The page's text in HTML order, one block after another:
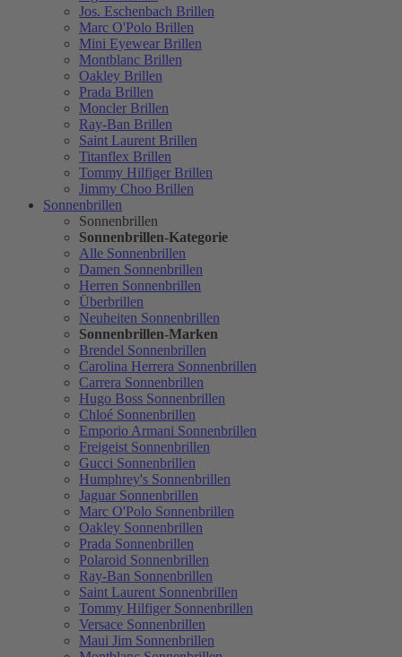
Jos. Eschenbach Brillen
Marc O'Polo Brillen
Mini Eyewear Brillen
Montblanc Brillen
Oakley Brillen
Prada Brillen
Moncler Brillen
Ray-Ban Brillen
Saint Laurent Brillen
Titanflex Brillen
Tommy Hilfiger Brillen
Jimmy Choo Brillen
Sonnenbrillen
Sonnenbrillen
Sonnenbrillen-Kategorie
Alle Sonnenbrillen
Damen Sonnenbrillen
Herren Sonnenbrillen
Überbrillen
Neuheiten Sonnenbrillen
Sonnenbrillen-Marken
Brendel Sonnenbrillen
Carolina Herrera Sonnenbrillen
Carrera Sonnenbrillen
Hugo Boss Sonnenbrillen
Chloé Sonnenbrillen
Emporio Armani Sonnenbrillen
Freigeist Sonnenbrillen
Gucci Sonnenbrillen
Humphrey's Sonnenbrillen
Jaguar Sonnenbrillen
Marc O'Polo Sonnenbrillen
Oakley Sonnenbrillen
Prada Sonnenbrillen
Polaroid Sonnenbrillen
Ray-Ban Sonnenbrillen
Saint Laurent Sonnenbrillen
Tommy Hilfiger Sonnenbrillen
Versace Sonnenbrillen
Maui Jim Sonnenbrillen